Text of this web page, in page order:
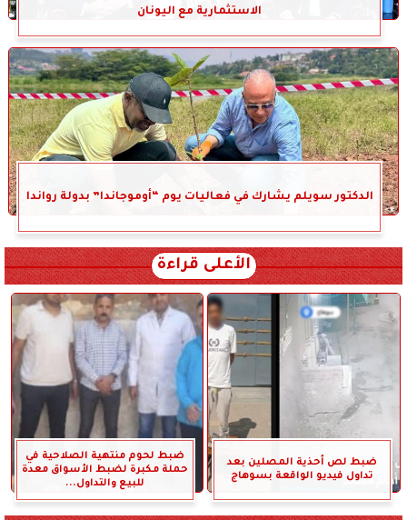
الاستثمارية مع اليونان
الدكتور سويلم يشارك في فعاليات يوم “أوموجاندا” بدولة رواندا
الأعلى قراءة
ضبط لص أحذية المصلين بعد
تداول فيديو الواقعة بسوهاج
ضبط لحوم منتهية الصلاحية في
حملة مكبرة لضبط الأسواق معدة
للبيع والتداول...